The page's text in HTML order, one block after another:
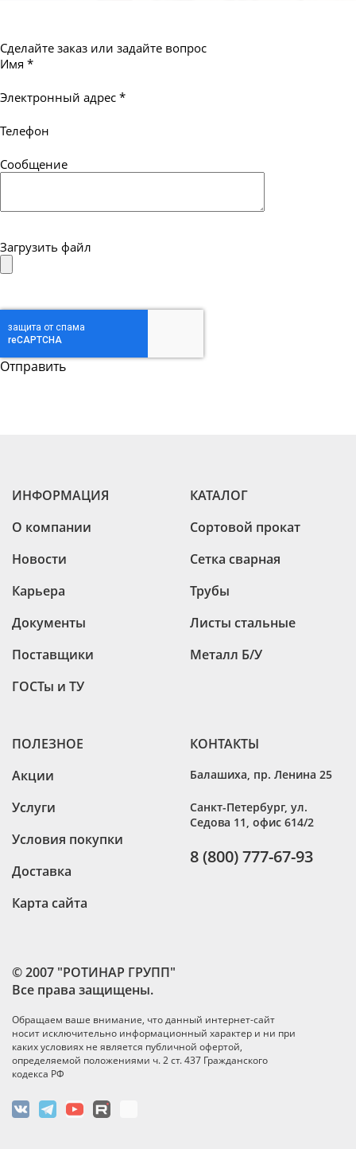
Сделайте заказ или задайте вопрос
Имя *
Электронный адрес *
Телефон
Сообщение
Загрузить файл
© 2007 "РОТИНАР ГРУПП"
Все права защищены.
Обращаем ваше внимание, что данный интернет-сайт
носит исключительно информационный характер и ни при
каких условиях не является публичной офертой,
определяемой положениями ч. 2 ст. 437 Гражданского
кодекса РФ
ИНФОРМАЦИЯ
О компании
Новости
Карьера
Документы
Поставщики
ГОСТы и ТУ
КАТАЛОГ
Сортовой прокат
Сетка сварная
Трубы
Листы стальные
Металл Б/У
ПОЛЕЗНОЕ
Акции
Услуги
Условия покупки
Доставка
Карта сайта
КОНТАКТЫ
Балашиха пр. Ленина 25
Санкт-Петербург, ул.
Седова 11, офис 614/2
8 (800) 777-67-93